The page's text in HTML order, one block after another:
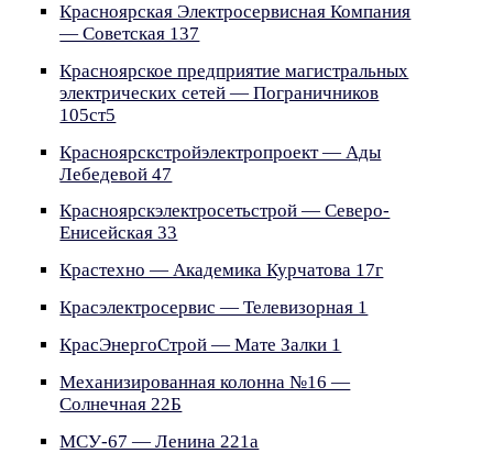
Красноярская Электросервисная Компания
— Советская 137
Красноярское предприятие магистральных
электрических сетей — Пограничников
105ст5
Красноярскстройэлектропроект — Ады
Лебедевой 47
Красноярскэлектросетьстрой — Северо-
Енисейская 33
Крастехно — Академика Курчатова 17г
Красэлектросервис — Телевизорная 1
КрасЭнергоСтрой — Мате Залки 1
Механизированная колонна №16 —
Солнечная 22Б
МСУ-67 — Ленина 221а